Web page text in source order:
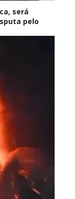
será
pelo